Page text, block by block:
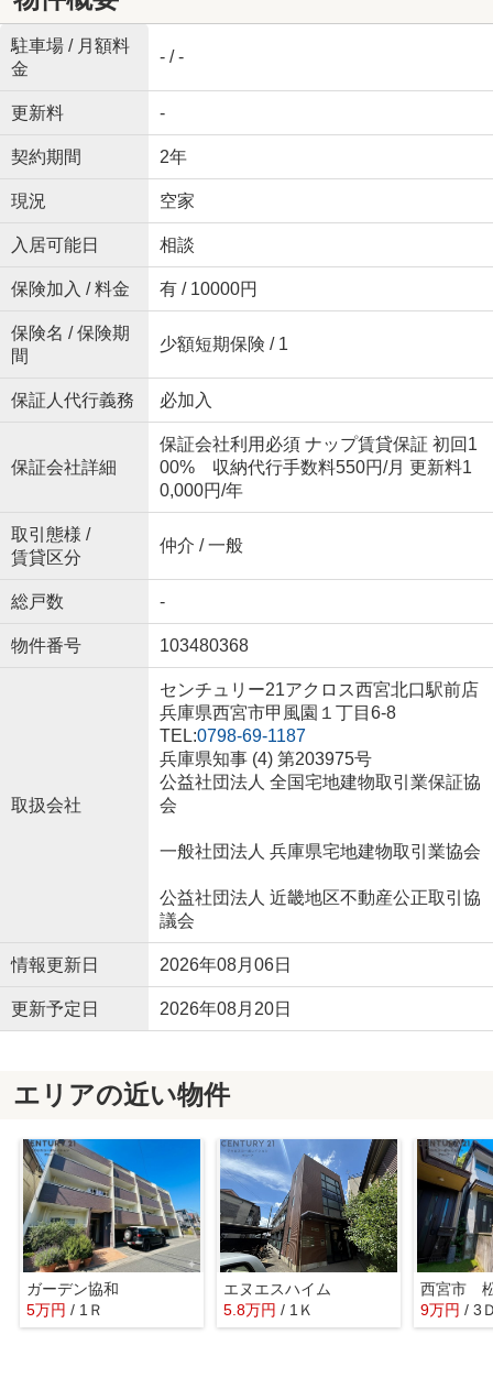
駐車場 / 月額料
金
- / -
更新料 -
契約期間 2年
現況 空家
入居可能日 相談
保険加入 / 料金 有 / 10000円
保険名 / 保険期
間
少額短期保険 / 1
保証人代行義務 必加入
保証会社詳細
保証会社利用必須 ナップ賃貸保証 初回1
00% 収納代行手数料550円/月 更新料1
0,000円/年
取引態様 /
賃貸区分
仲介 / 一般
総戸数 -
物件番号 103480368
取扱会社
センチュリー21アクロス西宮北口駅前店
兵庫県西宮市甲風園１丁目6-8
TEL:0798-69-1187
兵庫県知事 (4) 第203975号
公益社団法人 全国宅地建物取引業保証協
会
一般社団法人 兵庫県宅地建物取引業協会
公益社団法人 近畿地区不動産公正取引協
議会
情報更新日 2026年08月06日
更新予定日 2026年08月20日
エリアの近い物件
ガーデン協和
5万円 / 1Ｒ
エヌエスハイム
5.8万円/ 1Ｋ 9万円/ 3